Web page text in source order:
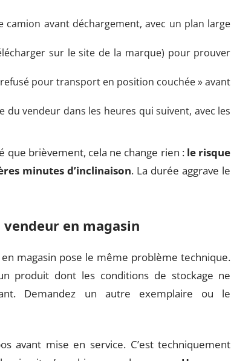
avant déchargement, avec un plan large
sur le site de la marque) pour prouver
pour transport en position couchée » avant
du vendeur dans les heures qui suivent, avec les
que brièvement, cela ne change rien : le risque
minutes d’inclinaison. La durée aggrave le
en magasin
magasin pose le même problème technique.
produit dont les conditions de stockage ne
Demandez un autre exemplaire ou le
avant mise en service. C’est techniquement